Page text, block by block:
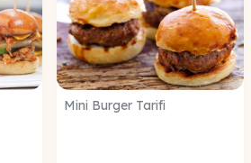
Mini Burger Tarifi